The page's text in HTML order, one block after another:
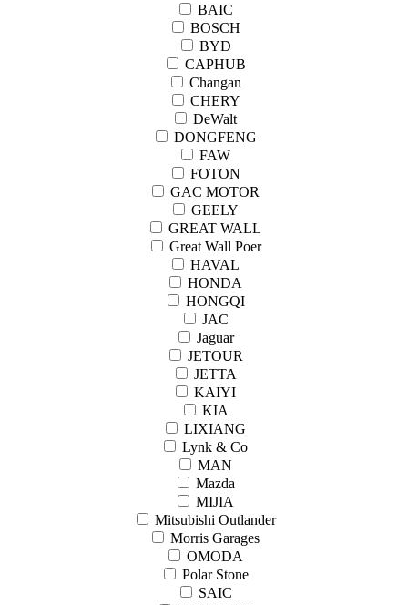
BAIC
BOSCH
BYD
CAPHUB
Changan
CHERY
DeWalt
DONGFENG
FAW
FOTON
GAC MOTOR
GEELY
GREAT WALL
Great Wall Рoer
HAVAL
HONDA
HONGQI
JAC
Jaguar
JETOUR
JETTA
KAIYI
KIA
LIXIANG
Lynk & Co
MAN
Mazda
MIJIA
Mitsubishi Outlander
Morris Garages
OMODA
Polar Stone
SAIC